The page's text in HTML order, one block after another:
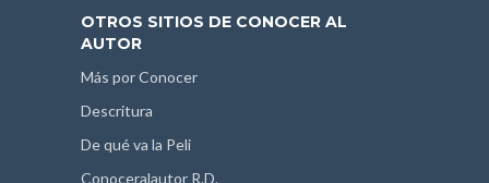
OTROS SITIOS DE CONOCER AL
AUTOR
Más por Conocer
Descritura
De qué va la Peli
Conoceralautor R.D.